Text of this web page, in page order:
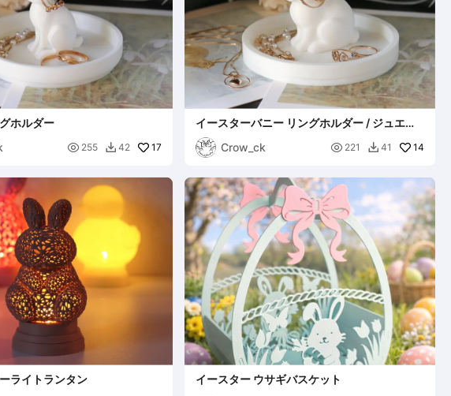
ホルダー
 255  42 17
イースターバニー リングホルダー / ジュエリ
ーディッシュ
Crow_ck
 221  41 14
ライトランタン
イースター ウサギバスケット